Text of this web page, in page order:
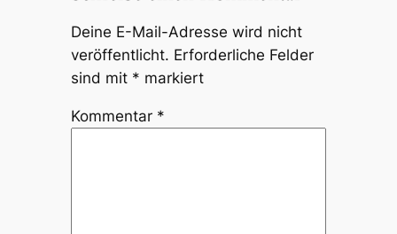
Deine E-Mail-Adresse wird nicht
veröffentlicht. Erforderliche Felder
sind mit * markiert
Kommentar *